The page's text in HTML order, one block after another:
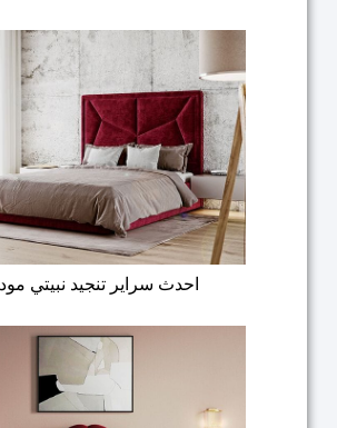
احدث سراير تنجيد نبيتي